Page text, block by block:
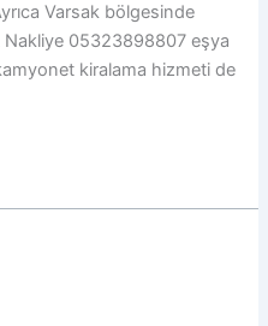
Varsak bölgesinde
Nakliye 05323898807 eşya
kiralama hizmeti de